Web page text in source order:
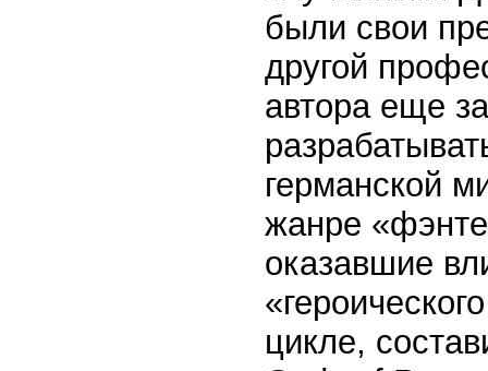
были свои
другой
автора еще
германской
жанре
оказавшие
цикле,